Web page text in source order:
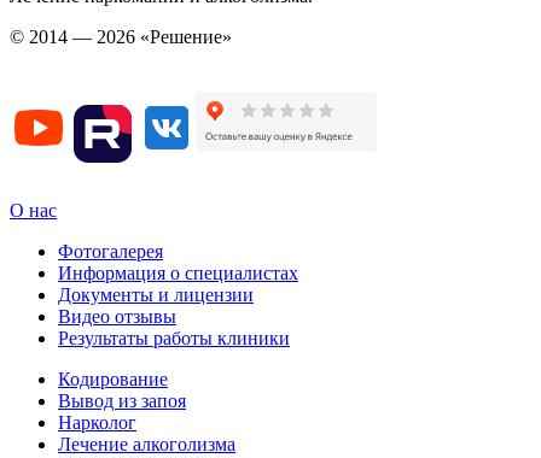
© 2014 — 2026 «Решение»
О нас
Фотогалерея
Информация о специалистах
Документы и лицензии
Видео отзывы
Результаты работы клиники
Кодирование
Вывод из запоя
Нарколог
Лечение алкоголизма